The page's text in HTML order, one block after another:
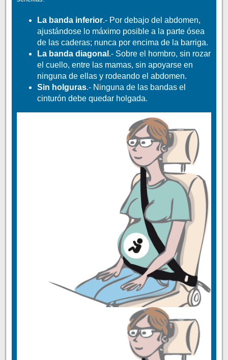
La banda inferior.- Por debajo del abdomen,
ajustándose lo máximo posible a la parte ósea
de las caderas; nunca por encima de la barriga.
La banda diagonal .- Sobre el hombro, sin rozar
el cuello, entre las mamas, sin apoyarse en
ninguna de ellas y rodeando el abdomen.
Sin holguras.- Ninguna de las bandas el
cinturón debe quedar holgada.